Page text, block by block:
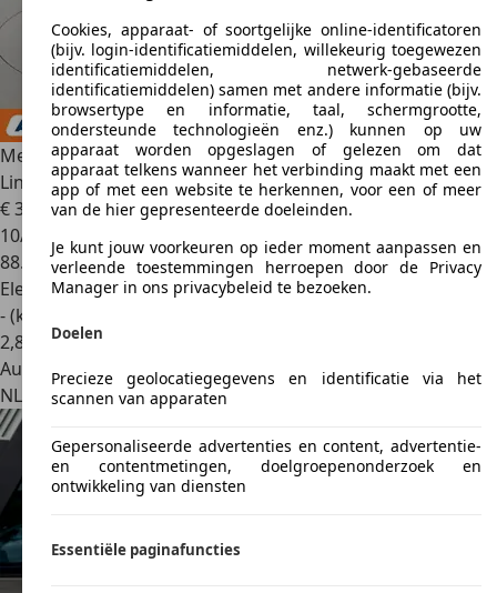
Mercedes-Benz EQC 400
electric drive 300 kW 4Matic AMG
Line
€ 30.849
10/2020
88.534 km
Elektrisch
- (kWh/100 km)
2,8
Autobedrijf
NL 1101 CLAmsterdam
Cookies, apparaat- of soortgelijke online-identificatoren
(bijv. login-identificatiemiddelen, willekeurig toegewezen
identificatiemiddelen, netwerk-gebaseerde
identificatiemiddelen) samen met andere informatie (bijv.
browsertype en informatie, taal, schermgrootte,
ondersteunde technologieën enz.) kunnen op uw
apparaat worden opgeslagen of gelezen om dat
apparaat telkens wanneer het verbinding maakt met een
app of met een website te herkennen, voor een of meer
van de hier gepresenteerde doeleinden.
Je kunt jouw voorkeuren op ieder moment aanpassen en
verleende toestemmingen herroepen door de Privacy
Manager in ons privacybeleid te bezoeken.
Doelen
Precieze geolocatiegegevens en identificatie via het
scannen van apparaten
Gepersonaliseerde advertenties en content, advertentie-
en contentmetingen, doelgroepenonderzoek en
ontwikkeling van diensten
Essentiële paginafuncties